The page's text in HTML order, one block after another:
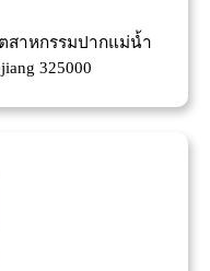
สาหกรรมปากแม่น้ำ
325000